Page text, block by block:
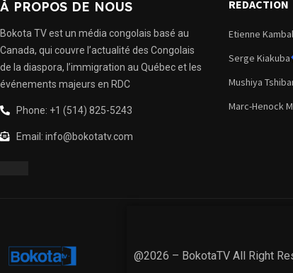
À PROPOS DE NOUS
Bokota TV est un média congolais basé au
Canada, qui couvre l’actualité des Congolais
de la diaspora, l’immigration au Québec et les
événements majeurs en RDC
Phone: +1 (514) 825-5243
Email: info@bokotatv.com
REDACTION
Etienne
Serge Kiakuba
Mushiya
Marc-Henock
@2026 – BokotaTV All Right